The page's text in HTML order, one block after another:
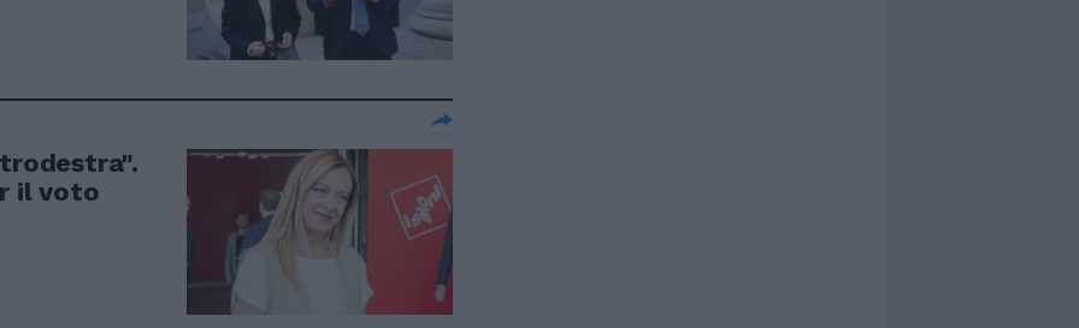
il voto